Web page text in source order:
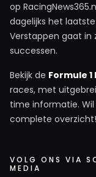
op
dagelijks het
Verstappen gaat in
successen.
Bekijk de Formule
races, met
time informatie. Wil
complete overzicht!
VOLG ONS VIA
MEDIA